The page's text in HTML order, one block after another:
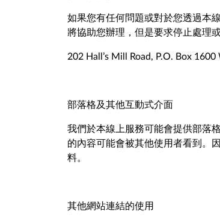
如果您有任何問題或對於您透過本
將協助您辦理，但是要求停止處理
202 Hall’s Mill Road, P.O. Box
部落格及其他互動式介面
我們於本線上服務可能會提供部落
的內容可能會被其他使用者看到。
料。
其他網站連結的使用